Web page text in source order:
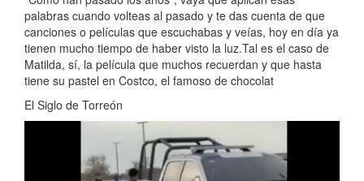
palabras cuando volteas al pasado y te das cuenta de que
canciones o películas que escuchabas y veías, hoy en día ya
tienen mucho tiempo de haber visto la luz.Tal es el caso de
Matilda, sí, la película que muchos recuerdan y que hasta
tiene su pastel en Costco, el famoso de chocolat
El Siglo de Torreón